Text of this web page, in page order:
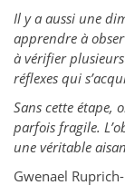
Il y a aussi une
apprendre à
à vérifier
réflexes qui
Sans cette étape,
parfois fragile.
une véritable
Gwenael